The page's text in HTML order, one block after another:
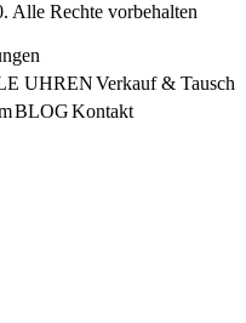
Alle Rechte vorbehalten
UHRENVerkauf & Tausch
BLOGKontakt